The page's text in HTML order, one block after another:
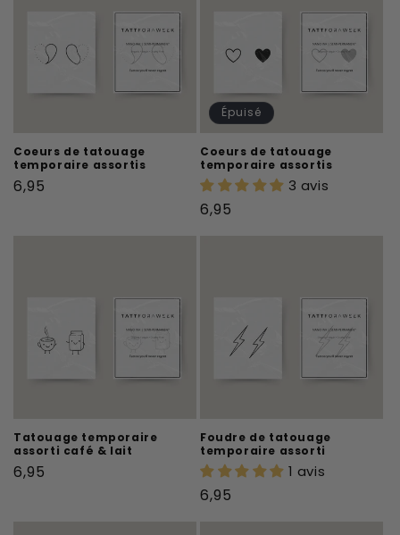
Coeurs de tatouage
temporaire assortis
Prix
6,95
Épuisé
Coeurs de tatouage
temporaire assortis
3 avis
Prix
6,95
Tatouage temporaire
assorti café & lait
Prix
6,95
Foudre de tatouage
temporaire assorti
1 avis
Prix
6,95